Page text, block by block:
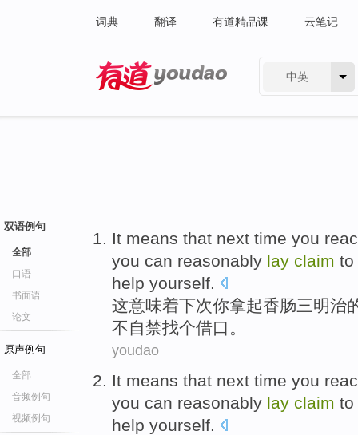
词典 翻译 有道精品课 云笔记
中英
双语例句
全部
口语
书面语
论文
原声例句
全部
音频例句
视频例句
It means that next time you
you can reasonably lay claim to
help yourself.
这意味着下次你拿起香肠三明治
不自禁找个借口 。
youdao
It means that next time you
you can reasonably lay claim to
help yourself.